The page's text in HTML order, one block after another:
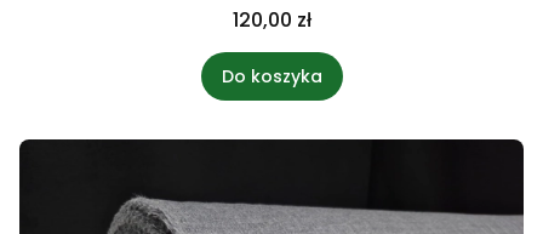
120,00 zł
Do koszyka